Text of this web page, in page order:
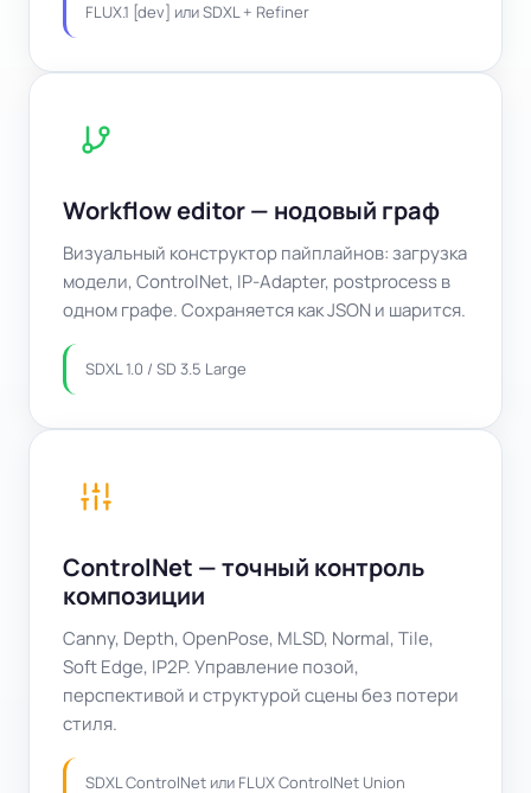
FLUX.1 [dev] или SDXL + Refiner
Workflow editor — нодовый граф
Визуальный конструктор пайплайнов: загрузка
модели, ControlNet, IP‑Adapter, postprocess в
одном графе. Сохраняется как JSON и шарится.
SDXL 1.0 / SD 3.5 Large
ControlNet — точный контроль
композиции
Canny, Depth, OpenPose, MLSD, Normal, Tile,
Soft Edge, IP2P. Управление позой,
перспективой и структурой сцены без потери
стиля.
SDXL ControlNet или FLUX ControlNet Union